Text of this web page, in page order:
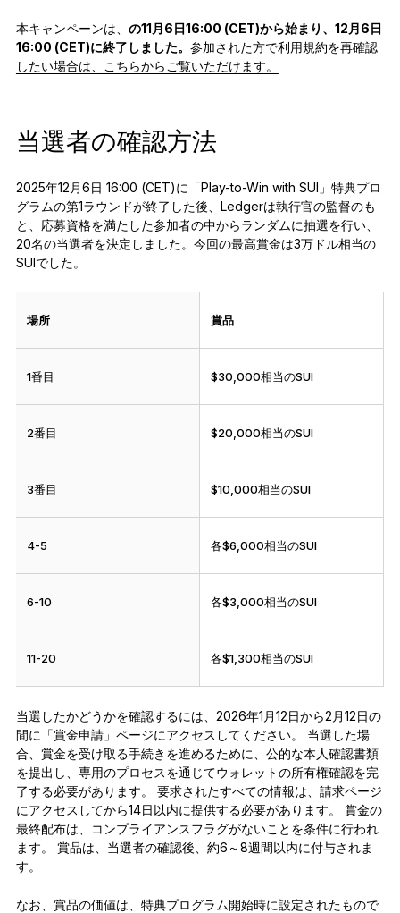
本キャンペーンは、 の11月6日16:00 (CET)から始まり、12月6日
16:00 (CET)に終了しました。 参加された方で利用規約を再確認
したい場合は、こちらからご覧いただけます。
当選者の確認方法
2025年12月6日 16:00 (CET)に「Play-to-Win with SUI」特典プロ
グラムの第1ラウンドが終了した後、Ledgerは執行官の監督のも
と、応募資格を満たした参加者の中からランダムに抽選を行い、
20名の当選者を決定しました。今回の最高賞金は3万ドル相当の
SUIでした。
場所 賞品
1番目 $30,000相当のSUI
2番目 $20,000相当のSUI
3番目 $10,000相当のSUI
4-5 各$6,000相当のSUI
6-10 各$3,000相当のSUI
11-20 各$1,300相当のSUI
当選したかどうかを確認するには、2026年1月12日から2月12日の
間に「賞金申請」ページにアクセスしてください。 当選した場
合、賞金を受け取る手続きを進めるために、公的な本人確認書類
を提出し、専用のプロセスを通じてウォレットの所有権確認を完
了する必要があります。 要求されたすべての情報は、請求ページ
にアクセスしてから14日以内に提供する必要があります。 賞金の
最終配布は、コンプライアンスフラグがないことを条件に行われ
ます。 賞品は、当選者の確認後、約6～8週間以内に付与されま
す。
なお、賞品の価値は、特典プログラム開始時に設定されたもので